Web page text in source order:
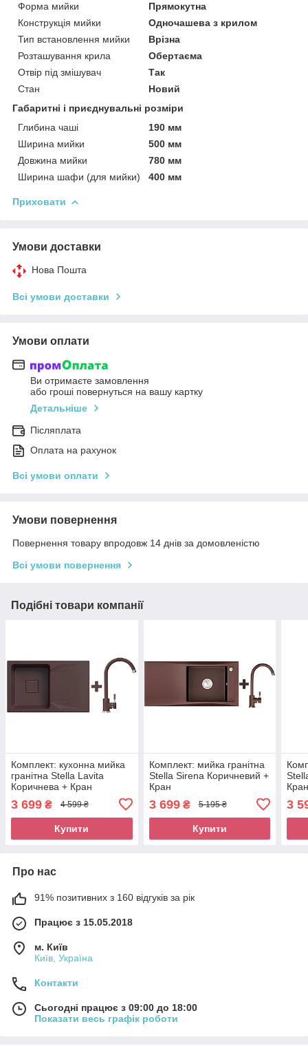
Форма мийки
Прямокутна
Конструкція мийки
Одночашева з крилом
Тип встановлення мийки
Врізна
Розташування крила
Обертаєма
Отвір під змішувач
Так
Стан
Новий
Габаритні і приєднувальні розміри
Глибина чаші
190 мм
Ширина мийки
500 мм
Довжина мийки
780 мм
Ширина шафи (для мийки)
400 мм
Приховати
Умови доставки
Нова Пошта
Всі умови доставки
Умови оплати
Ви отримаєте замовлення
або гроші повернуться на вашу картку
Детальніше
Післяплата
Оплата на рахунок
Всі умови оплати
Умови повернення
Повернення товару впродовж 14 днів за домовленістю
Всі умови повернення
Подібні товари компанії
Комплект: кухонна мийка
гранітна Stella Lavita
Коричнева + Кран
3 699 ₴ 4 599 ₴
Купити
Комплект: мийка гранітна
Stella Sirena Коричневий +
Кран
3 699₴ 5 195 ₴
Купити
3
Про нас
91% позитивних з 160 відгуків за рік
Працює з 15.05.2018
м. Київ
Київ, Україна
Контакти
Сьогодні працює з 09:00 до 18:00
Показати весь графік роботи